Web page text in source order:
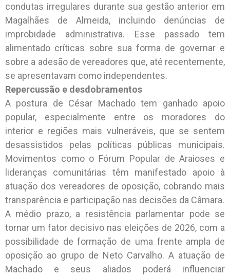
condutas irregulares durante sua gestão anterior em
Magalhães de Almeida, incluindo denúncias de
improbidade administrativa. Esse passado tem
alimentado críticas sobre sua forma de governar e
sobre a adesão de vereadores que, até recentemente,
se apresentavam como independentes.
Repercussão e desdobramentos
A postura de César Machado tem ganhado apoio
popular, especialmente entre os moradores do
interior e regiões mais vulneráveis, que se sentem
desassistidos pelas políticas públicas municipais.
Movimentos como o Fórum Popular de Araioses e
lideranças comunitárias têm manifestado apoio à
atuação dos vereadores de oposição, cobrando mais
transparência e participação nas decisões da Câmara.
A médio prazo, a resistência parlamentar pode se
tornar um fator decisivo nas eleições de 2026, com a
possibilidade de formação de uma frente ampla de
oposição ao grupo de Neto Carvalho. A atuação de
Machado e seus aliados poderá influenciar